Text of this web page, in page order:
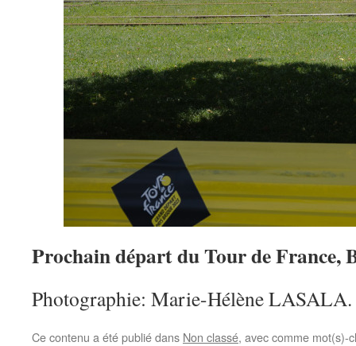
Prochain départ du Tour de France,
Photographie: Marie-Hélène LASALA.
Ce contenu a été publié dans Non classé, avec comme mot(s)-